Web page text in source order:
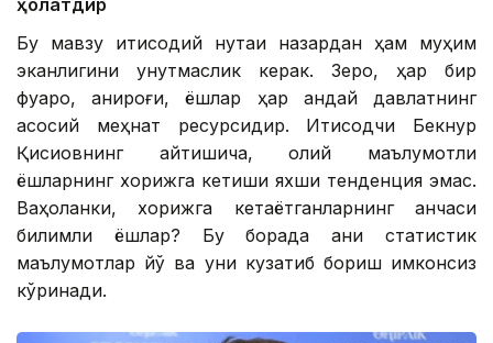
ҳолатдир
Бу мавзу иқтисодий нуқтаи назардан ҳам муҳим
эканлигини унутмаслик керак. Зеро, ҳар бир
фуқаро, аниқроғи, ёшлар ҳар қандай давлатнинг
асосий меҳнат ресурсидир. Иқтисодчи Бекнур
Қисиқовнинг айтишича, олий маълумотли
ёшларнинг хорижга кетиши яхши тенденция эмас.
Ваҳоланки, хорижга кетаётганларнинг қанчаси
билимли ёшлар? Бу борада аниқ статистик
маълумотлар йўқ ва уни кузатиб бориш имконсиз
кўринади.